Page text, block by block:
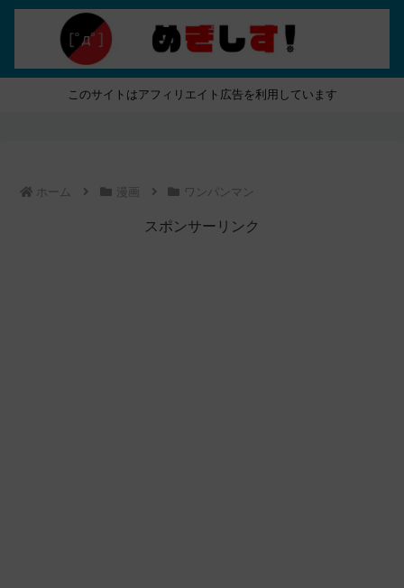
このサイトはアフィリエイト広告を利用しています
ホーム 漫画 ワンパンマン
スポンサーリンク